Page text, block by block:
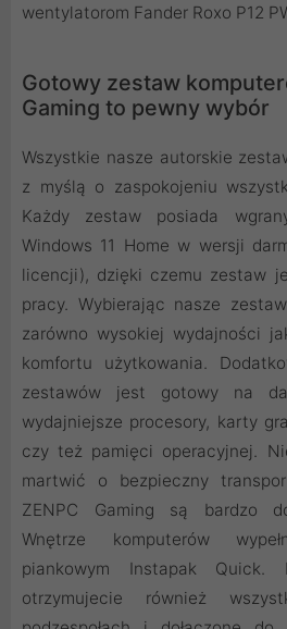
wentylatorom Fander Roxo P12
Gotowy zestaw
Gaming to pewny wybór
Wszystkie nasze autorskie
z myślą o zaspokojeniu
Każdy zestaw posiada
Windows 11 Home w wersji
licencji), dzięki czemu zestaw
pracy. Wybierając nasze
zarówno wysokiej wydajności
komfortu użytkowania.
zestawów jest gotowy na
wydajniejsze procesory, karty
czy też pamięci operacyjnej.
martwić o bezpieczny
ZENPC Gaming są bardzo
Wnętrze komputerów
piankowym Instapak Quick.
otrzymujecie również